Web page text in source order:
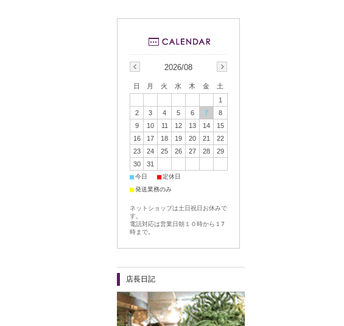
2026/08
日 月 火 水 木 金
土
1
2
3 4 5 6 7
8
9
10 11 12 13 14
15
16
17 18 19 20 21
22
23
24 25 26 27 28
29
30
31
■今日 ■定休日
■発送業務のみ
ネットショップは土日祝日お休みで
す。
電話対応は営業日朝１０時から１7
時まで。
店長日記